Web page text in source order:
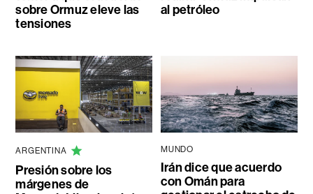
sobre Ormuz eleve las
tensiones
al petróleo
ARGENTINA
Presión sobre los
márgenes de
MUNDO
Irán dice que acuerdo
con Omán para